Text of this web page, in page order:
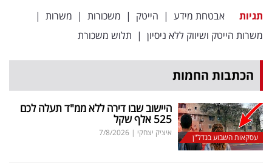
תגיות אבטחת מידע | הייטק | משכורות | משרות |
משרות הייטק ושיווק ללא ניסיון | תלוש משכורת
הכתבות החמות
עסקאות השבוע בנדל"ן
היישוב שבו דירה ללא ממ"ד תעלה לכם
525 אלף שקל
איציק יצחקי |
7/8/2026